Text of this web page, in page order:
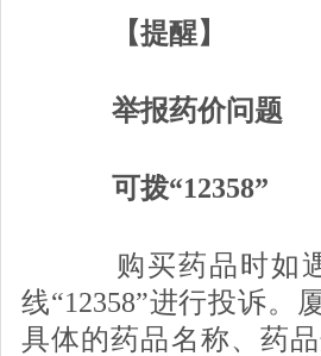
【提醒】
举报药价问题
可拨“12358”
购买药品时如遇
线“12358”进行投诉。
具体的药品名称、药